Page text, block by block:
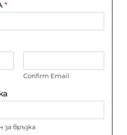
*
Confirm Email
връзка